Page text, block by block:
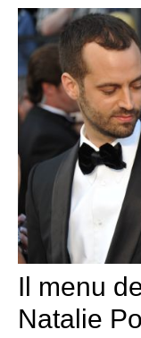
Il menu
Natalie